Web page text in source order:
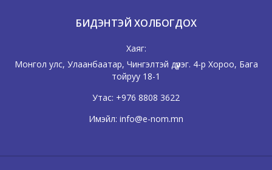
БИДЭНТЭЙ ХОЛБОГДОХ
Хаяг:
Монгол улс, Улаанбаатар, Чингэлтэй дүүрэг. 4-р Хороо, Бага
тойруу 18-1
Утас: +976 8808 3622
Имэйл: info@e-nom.mn